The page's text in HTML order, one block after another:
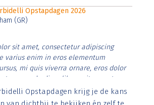
Opstapdagen 2026
(GR)
sit amet, consectetur adipiscing
varius enim in eros elementum
mi quis viverra ornare, eros dolor
commodo diam libero vitae erat.
nibh et justo cursus id rutrum lorem
ut sem vitae risus tristique posuere.
Opstapdagen krijg je de kans